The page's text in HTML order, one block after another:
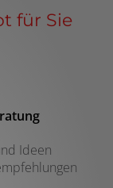
für Sie
Ideen